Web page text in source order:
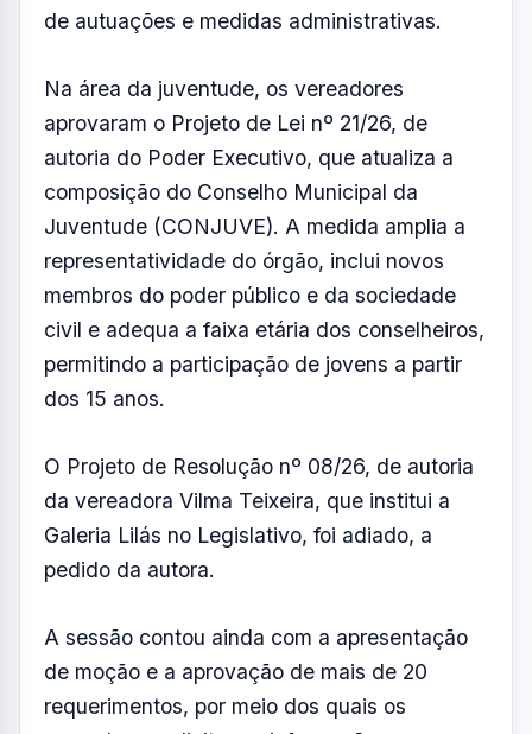
de autuações e medidas administrativas.
Na área da juventude, os vereadores
aprovaram o Projeto de Lei nº 21/26, de
autoria do Poder Executivo, que atualiza a
composição do Conselho Municipal da
Juventude (CONJUVE). A medida amplia a
representatividade do órgão, inclui novos
membros do poder público e da sociedade
civil e adequa a faixa etária dos conselheiros,
permitindo a participação de jovens a partir
dos 15 anos.
O Projeto de Resolução nº 08/26, de autoria
da vereadora Vilma Teixeira, que institui a
Galeria Lilás no Legislativo, foi adiado, a
pedido da autora.
A sessão contou ainda com a apresentação
de moção e a aprovação de mais de 20
requerimentos, por meio dos quais os